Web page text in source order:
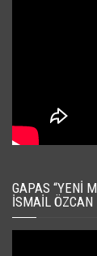
GAPAS “YENI
İSMAIL ÖZCAN